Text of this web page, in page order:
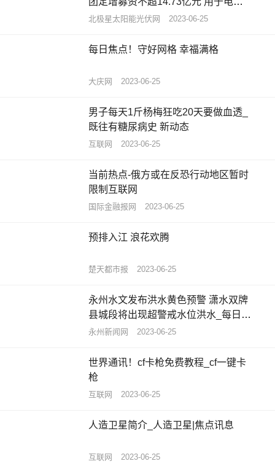
设备、光伏等项目建设
北极星太阳能光伏网 2023-06-25
每日焦点！守好网格 幸福满格
大庆网 2023-06-25
男子每天1斤杨梅狂吃20天要做血透_
既往有糖尿病史 新动态
互联网 2023-06-25
当前热点-俄方或在反恐行动地区暂时
限制互联网
国际金融报网 2023-06-25
预排入江 浪花欢腾
楚天都市报 2023-06-25
永州水文发布洪水黄色预警 潇水双牌
县城段将出现超警戒水位洪水_每日播
报
永州新闻网 2023-06-25
世界通讯！cf卡枪免费教程_cf一键卡
枪
互联网 2023-06-25
人造卫星简介_人造卫星|焦点讯息
互联网 2023-06-25